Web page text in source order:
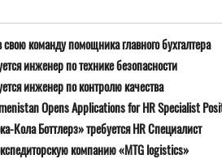
команду помощника главного бухгалтера
инженер по технике безопасности
инженер по контролю качества
Opens Applications for HR Specialist
Кола Боттлерз» требуется HR Специалист
компанию «MTG logistics»